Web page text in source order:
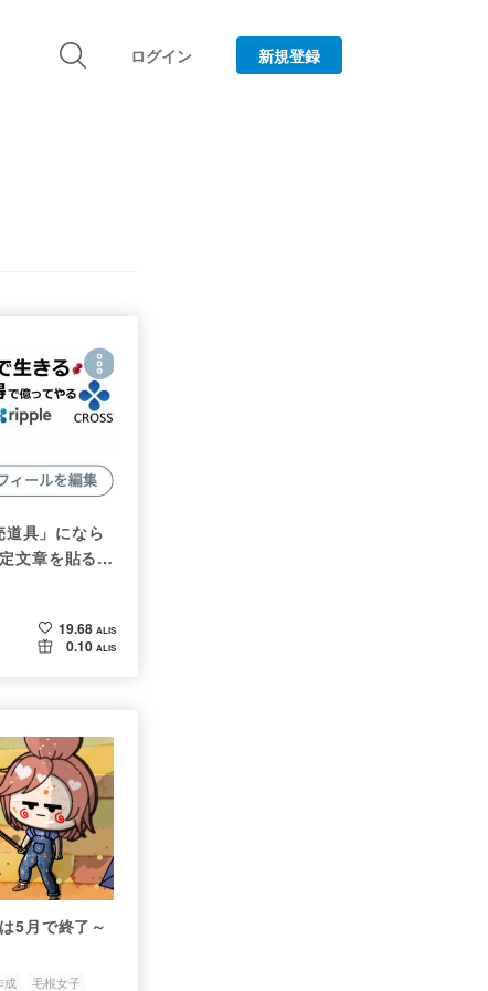
ログイン 新規登録
道具」になら
文章を貼る機
19.68 ALIS
0.10 ALIS
5月で終了～
成 毛根女子